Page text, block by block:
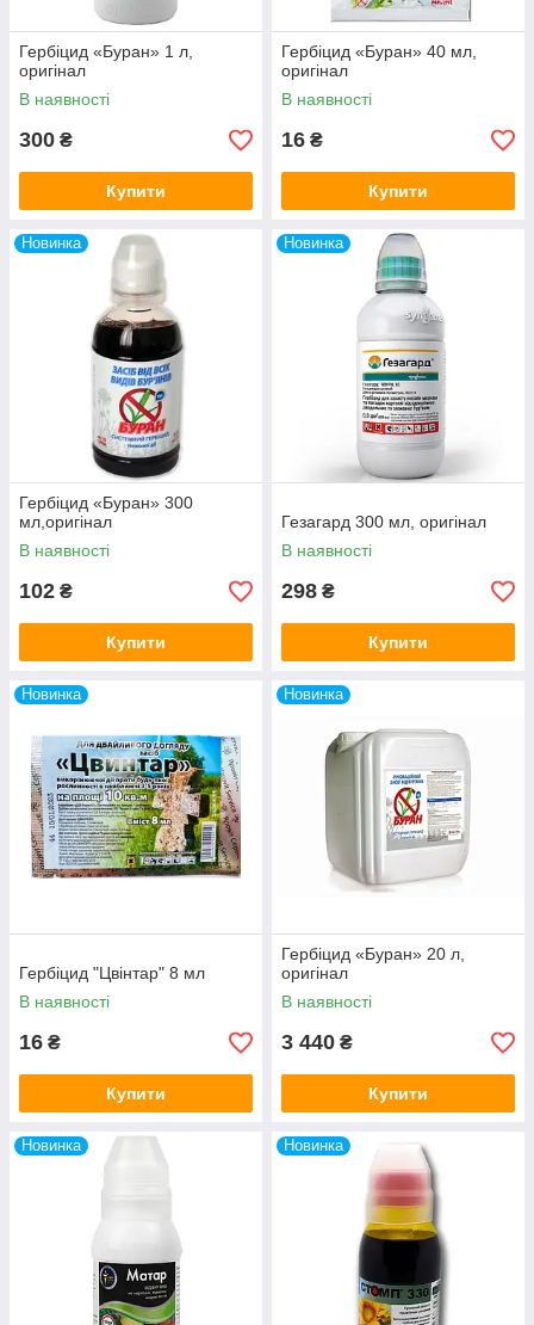
Гербіцид «Буран» 1 л,
оригінал
В наявності
300 ₴
Купити
Гербіцид «Буран» 40 мл,
оригінал
В наявності
16 ₴
Купити
Новинка
Гербіцид «Буран» 300
мл,оригінал
В наявності
102 ₴
Купити
Новинка
Гезагард 300 мл, оригінал
В наявності
298 ₴
Купити
Новинка
Гербіцид "Цвінтар" 8 мл
В наявності
16 ₴
Купити
Новинка
Гербіцид «Буран» 20 л,
оригінал
В наявності
3 440 ₴
Купити
Новинка Новинка